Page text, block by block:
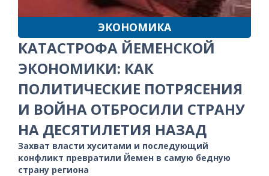
ЭКОНОМИКА
КАТАСТРОФА ЙЕМЕНСКОЙ
ЭКОНОМИКИ: КАК
ПОЛИТИЧЕСКИЕ ПОТРЯСЕНИЯ
И ВОЙНА ОТБРОСИЛИ СТРАНУ
НА ДЕСЯТИЛЕТИЯ НАЗАД
Захват власти хуситами и последующий
конфликт превратили Йемен в самую бедную
страну региона